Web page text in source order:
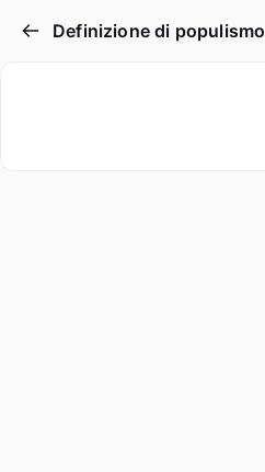
Definizione di populismo